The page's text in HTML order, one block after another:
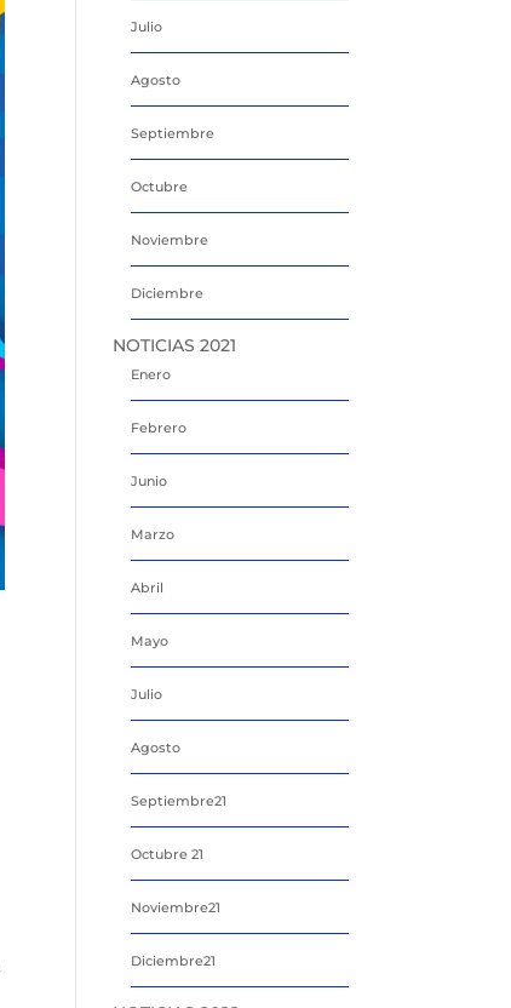
Julio
Agosto
Septiembre
Octubre
Noviembre
Diciembre
NOTICIAS 2021
Enero
Febrero
Junio
Marzo
Abril
Mayo
Julio
Agosto
Septiembre21
Octubre 21
Noviembre21
Diciembre21